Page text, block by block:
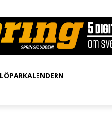
LÖPARKALENDERN